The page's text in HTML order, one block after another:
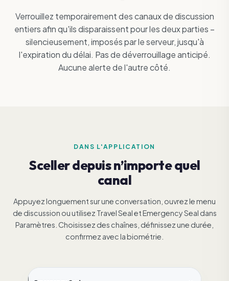
Verrouillez temporairement des canaux de discussion
entiers afin qu'ils disparaissent pour les deux parties –
silencieusement, imposés par le serveur, jusqu'à
l'expiration du délai. Pas de déverrouillage anticipé.
Aucune alerte de l'autre côté.
DANS L'APPLICATION
Sceller depuis n’importe quel
canal
Appuyez longuement sur une conversation, ouvrez le menu
de discussion ou utilisez Travel Seal et Emergency Seal dans
Paramètres. Choisissez des chaînes, définissez une durée,
confirmez avec la biométrie.